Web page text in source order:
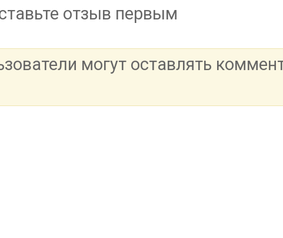
отзыв первым
могут оставлять